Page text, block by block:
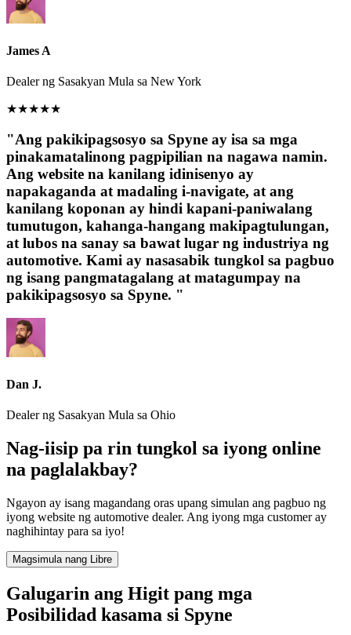
James A
Dealer ng Sasakyan Mula sa New York
★★★★★
"Ang pakikipagsosyo sa Spyne ay isa sa mga
pinakamatalinong pagpipilian na nagawa namin.
Ang website na kanilang idinisenyo ay
napakaganda at madaling i-navigate, at ang
kanilang koponan ay hindi kapani-paniwalang
tumutugon, kahanga-hangang makipagtulungan,
at lubos na sanay sa bawat lugar ng industriya ng
automotive. Kami ay nasasabik tungkol sa pagbuo
ng isang pangmatagalang at matagumpay na
pakikipagsosyo sa Spyne. "
Dan J.
Dealer ng Sasakyan Mula sa Ohio
Nag-iisip pa rin tungkol sa iyong online
na paglalakbay?
Ngayon ay isang magandang oras upang simulan ang pagbuo ng
iyong website ng automotive dealer. Ang iyong mga customer ay
naghihintay para sa iyo!
Magsimula nang Libre
Galugarin ang Higit pang mga
Posibilidad kasama si Spyne